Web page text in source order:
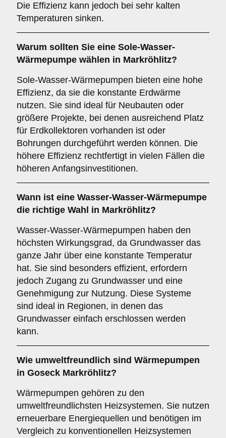
Die Effizienz kann jedoch bei sehr kalten
Temperaturen sinken.
Warum sollten Sie eine Sole-Wasser-
Wärmepumpe wählen in Markröhlitz?
Sole-Wasser-Wärmepumpen bieten eine hohe
Effizienz, da sie die konstante Erdwärme
nutzen. Sie sind ideal für Neubauten oder
größere Projekte, bei denen ausreichend Platz
für Erdkollektoren vorhanden ist oder
Bohrungen durchgeführt werden können. Die
höhere Effizienz rechtfertigt in vielen Fällen die
höheren Anfangsinvestitionen.
Wann ist eine Wasser-Wasser-Wärmepumpe
die richtige Wahl in Markröhlitz?
Wasser-Wasser-Wärmepumpen haben den
höchsten Wirkungsgrad, da Grundwasser das
ganze Jahr über eine konstante Temperatur
hat. Sie sind besonders effizient, erfordern
jedoch Zugang zu Grundwasser und eine
Genehmigung zur Nutzung. Diese Systeme
sind ideal in Regionen, in denen das
Grundwasser einfach erschlossen werden
kann.
Wie umweltfreundlich sind Wärmepumpen
in Goseck Markröhlitz?
Wärmepumpen gehören zu den
umweltfreundlichsten Heizsystemen. Sie nutzen
erneuerbare Energiequellen und benötigen im
Vergleich zu konventionellen Heizsystemen